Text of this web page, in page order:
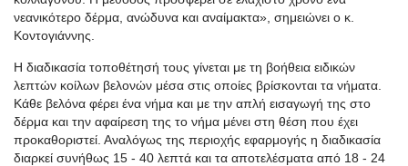
νεανικότερο δέρμα, ανώδυνα και αναίμακτα», σημειώνει ο κ.
Κοντογιάννης.
Η διαδικασία τοποθέτησή τους γίνεται με τη βοήθεια ειδικών
λεπτών κοίλων βελονών μέσα στις οποίες βρίσκονται τα νήματα.
Κάθε βελόνα φέρει ένα νήμα και με την απλή εισαγωγή της στο
δέρμα και την αφαίρεση της το νήμα μένει στη θέση που έχει
προκαθοριστεί. Αναλόγως της περιοχής εφαρμογής η διαδικασία
διαρκεί συνήθως 15 - 40 λεπτά και τα αποτελέσματα από 18 - 24